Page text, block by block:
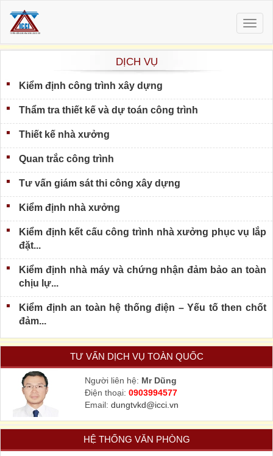
DỊCH VỤ
Kiểm định công trình xây dựng
Thẩm tra thiết kế và dự toán công trình
Thiết kế nhà xưởng
Quan trắc công trình
Tư vấn giám sát thi công xây dựng
Kiểm định nhà xưởng
Kiểm định kết cấu công trình nhà xưởng phục vụ lắp
đặt...
Kiểm định nhà máy và chứng nhận đảm bảo an toàn
chịu lự...
Kiểm định an toàn hệ thống điện – Yếu tố then chốt
đảm...
TƯ VẤN DỊCH VỤ TOÀN QUỐC
Người liên hệ: Mr Dũng
Điện thoại: 0903994577
Email: dungtvkd@icci.vn
HỆ THỐNG VĂN PHÒNG